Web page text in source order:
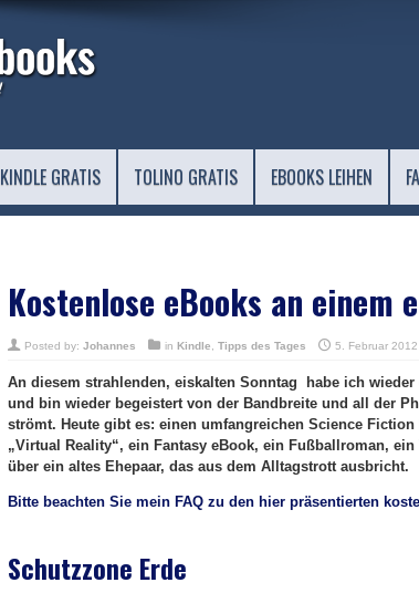
KINDLE GRATIS TOLINO GRATIS EBOOKS LEIHEN
Kostenlose eBooks an einem
Posted by: Johannes in Kindle Tipps des Tages 5. Februar 2012
An diesem strahlenden, eiskalten Sonntag habe ich
und bin wieder begeistert von der Bandbreite und all der
strömt. Heute gibt es: einen umfangreichen Science
„Virtual Reality“, ein Fantasy eBook, ein Fußballroman,
über ein altes Ehepaar, das aus dem Alltagstrott ausbricht.
Bitte beachten Sie mein FAQ zu den hier präsentierten
Schutzzone Erde